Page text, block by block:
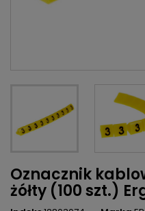
Oznacznik
żółty (100 szt.)